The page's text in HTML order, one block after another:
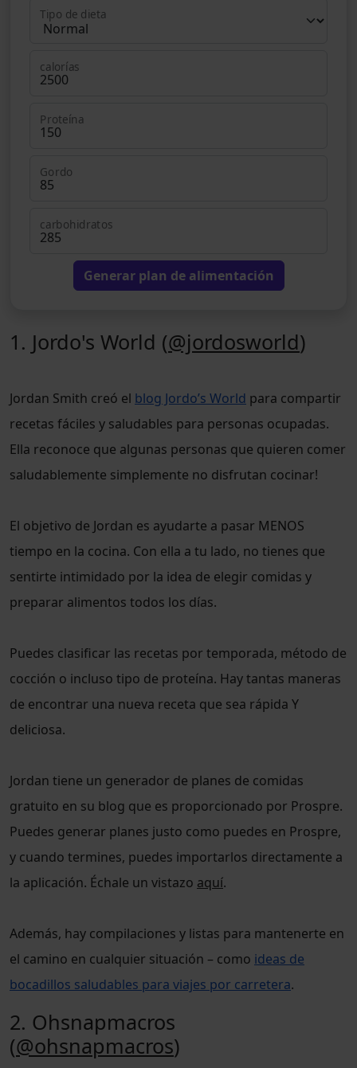
Tipo de dieta
calorías
Proteína
Gordo
carbohidratos
Generar plan de alimentación
1. Jordo's World (@jordosworld)
Jordan Smith creó el blog Jordo’s World para compartir
recetas fáciles y saludables para personas ocupadas.
Ella reconoce que algunas personas que quieren comer
saludablemente simplemente no disfrutan cocinar!
El objetivo de Jordan es ayudarte a pasar MENOS
tiempo en la cocina. Con ella a tu lado, no tienes que
sentirte intimidado por la idea de elegir comidas y
preparar alimentos todos los días.
Puedes clasificar las recetas por temporada, método de
cocción o incluso tipo de proteína. Hay tantas maneras
de encontrar una nueva receta que sea rápida Y
deliciosa.
Jordan tiene un generador de planes de comidas
gratuito en su blog que es proporcionado por Prospre.
Puedes generar planes justo como puedes en Prospre,
y cuando termines, puedes importarlos directamente a
la aplicación. Échale un vistazo aquí.
Además, hay compilaciones y listas para mantenerte en
el camino en cualquier situación – como ideas de
bocadillos saludables para viajes por carretera.
2. Ohsnapmacros
(@ohsnapmacros)